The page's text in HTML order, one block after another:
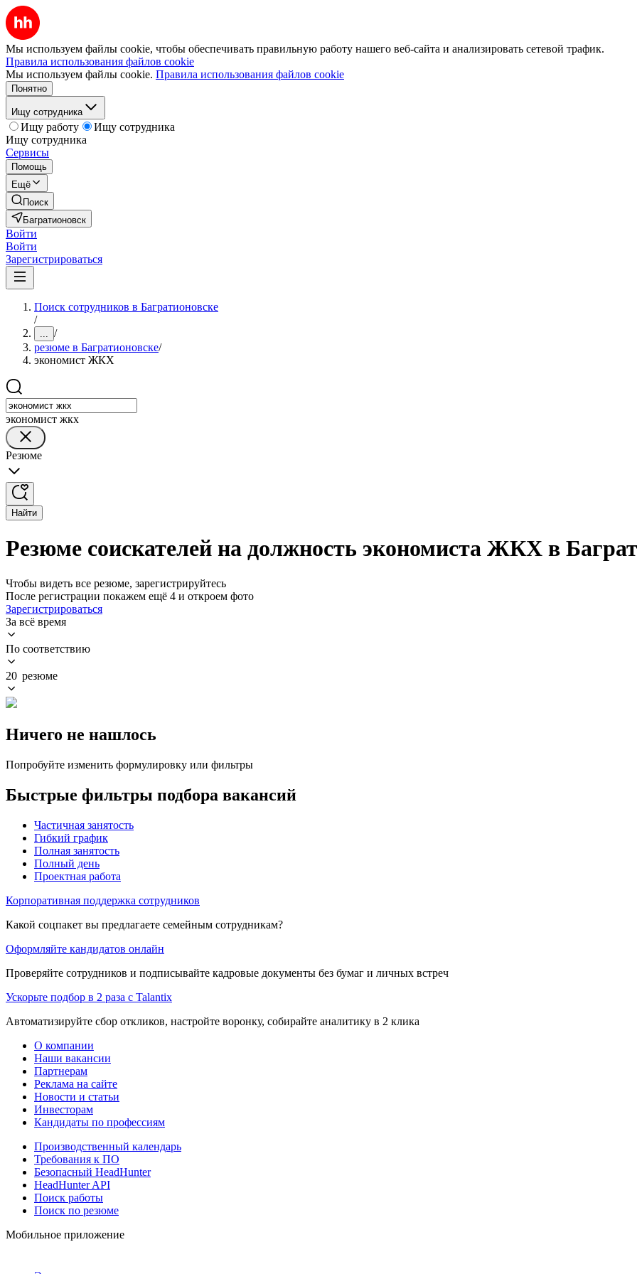
Мы используем файлы cookie, чтобы обеспечивать правильную работу нашего веб-сайта и анализировать сетевой трафик.
Правила использования файлов cookie
Мы используем файлы cookie. Правила использования файлов cookie
Понятно
Ищу сотрудника
Ищу работу
Ищу сотрудника
Ищу сотрудника
Сервисы
Помощь
Ещё
Поиск
Багратионовск
Войти
Войти
Зарегистрироваться
Поиск сотрудников в Багратионовске
/
... /
резюме в Багратионовске/
экономист ЖКХ
экономист жкх
Резюме
Найти
Резюме соискателей на должность экономиста ЖКХ в
Чтобы видеть все резюме, зарегистрируйтесь
После регистрации покажем ещё 4 и откроем фото
Зарегистрироваться
За всё время
По соответствию
20 резюме
Ничего не нашлось
Попробуйте изменить формулировку или фильтры
Быстрые фильтры подбора вакансий
Частичная занятость
Гибкий график
Полная занятость
Полный день
Проектная работа
Корпоративная поддержка сотрудников
Какой соцпакет вы предлагаете семейным сотрудникам?
Оформляйте кандидатов онлайн
Проверяйте сотрудников и подписывайте кадровые документы без бумаг и личных встреч
Ускорьте подбор в 2 раза с Talantix
Автоматизируйте сбор откликов, настройте воронку, собирайте аналитику в 2 клика
О компании
Наши вакансии
Партнерам
Реклама на сайте
Новости и статьи
Инвесторам
Кандидаты по профессиям
Производственный календарь
Требования к ПО
Безопасный HeadHunter
HeadHunter API
Поиск работы
Поиск по резюме
Мобильное приложение